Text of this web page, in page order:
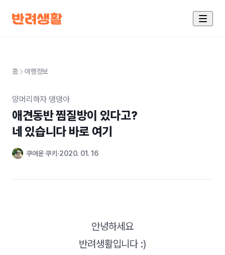
홈 여행정보
양머리하자 댕댕아
애견동반 찜질방이 있다고?
네 있습니다 바로 여기
쿠여운 쿠키 2020. 01. 16
안녕하세요
반려생활입니다 :)